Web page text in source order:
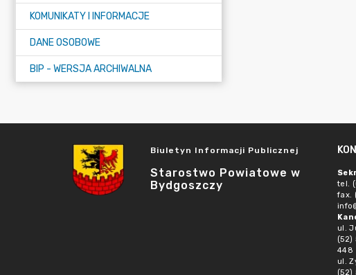
KOMUNIKATY I INFORMACJE
DANE OSOBOWE
BIP - WERSJA ARCHIWALNA
Biuletyn Informacji Publicznej
Starostwo Powiatowe w
Bydgoszczy
tel.
fax.
ul.
(52)
448
ul.
(52)